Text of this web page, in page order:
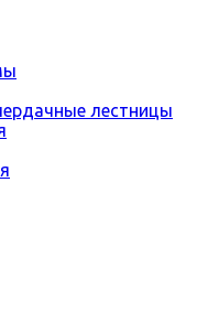
лестницы